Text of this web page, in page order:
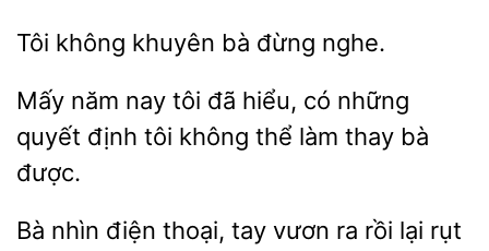
bà đừng nghe.
Mấy năm nay tôi hiểu,
những
quyết định tôi không thể làm thay
được.
Bà điện thoại,
vươn ra rồi lại